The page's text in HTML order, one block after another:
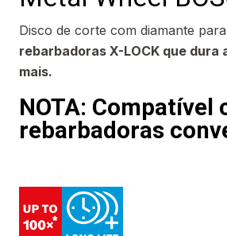
Disco de corte com diamante
rebarbadoras X-LOCK que dura
mais.
NOTA: Compatível
rebarbadoras